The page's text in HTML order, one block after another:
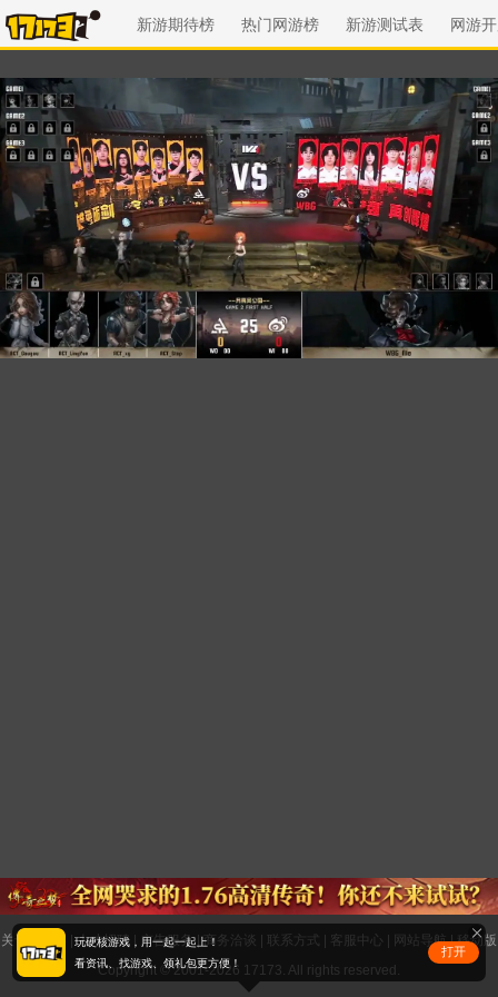
新游期待榜 热门网游榜 新游测试表 网游
关于17173 |人才招聘 广告服务|商务洽谈 联系方式 客服中心 网站导航|移动版
Copyright © 2001-2026 17173. All rights reserved.
玩硬核游戏，用一起一起上！
看资讯、找游戏、领礼包更方便！
打开